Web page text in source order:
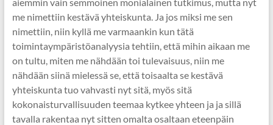
me nimettiin kestävä yhteiskunta. Ja jos miksi me sen
nimettiin, niin kyllä me varmaankin kun tätä
toimintaympäristöanalyysia tehtiin, että mihin aikaan me
on tultu, miten me nähdään toi tulevaisuus, niin me
nähdään siinä mielessä se, että toisaalta se kestävä
yhteiskunta tuo vahvasti nyt sitä, myös sitä
kokonaisturvallisuuden teemaa kytkee yhteen ja ja sillä
tavalla rakentaa nyt sitten omalta osaltaan eteenpäin